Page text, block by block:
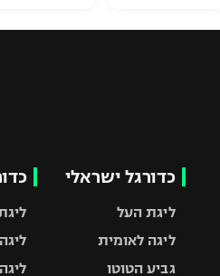
כדורגל ישראלי
ליגת העל
ליגה לאומית
גביע הטוטו